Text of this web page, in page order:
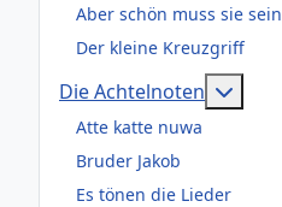
Aber schön muss sie sein
Der kleine Kreuzgriff
Die Achtelnoten
Atte katte nuwa
Bruder Jakob
Es tönen die Lieder